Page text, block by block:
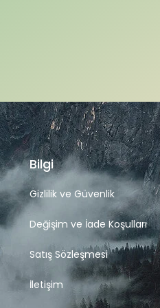
Bilgi
Gizlilik ve Güvenlik
Değişim ve İade Koşulları
Satış Sözleşmesi
İletişim